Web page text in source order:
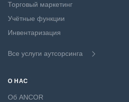
Торговый маркетинг
Учётные функции
Инвентаризация
Все услуги аутсорсинга
О НАС
Об ANCOR